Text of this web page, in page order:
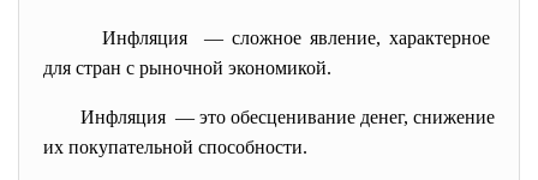
Инфляция — сложное явление, характерное
для стран с рыночной экономикой.
Инфляция — это обесценивание денег, снижение
их покупательной способности.